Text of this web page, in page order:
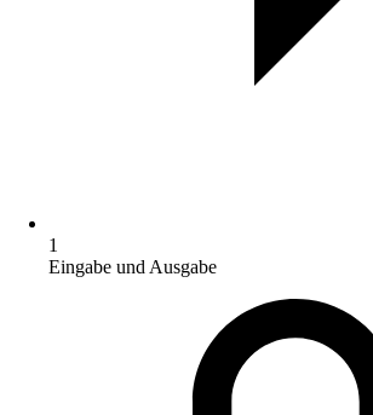
1
Eingabe und Ausgabe